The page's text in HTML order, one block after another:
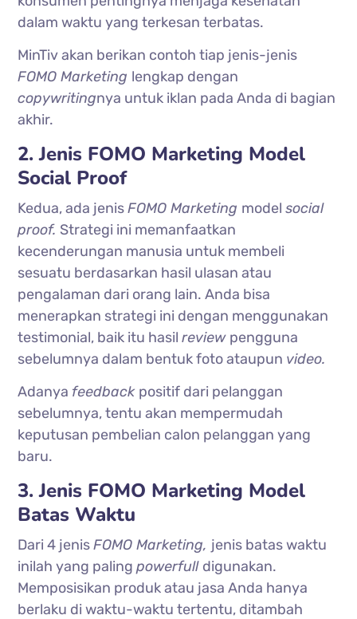
dalam waktu yang terkesan terbatas.
MinTiv akan berikan contoh tiap jenis-jenis
FOMO Marketing lengkap dengan
copywritingnya untuk iklan pada Anda di bagian
akhir.
2. Jenis FOMO Marketing Model
Social Proof
Kedua, ada jenisFOMO Marketing modelsocial
proof. Strategi ini memanfaatkan
kecenderungan manusia untuk membeli
sesuatu berdasarkan hasil ulasan atau
pengalaman dari orang lain. Anda bisa
menerapkan strategi ini dengan menggunakan
testimonial, baik itu hasilreview pengguna
sebelumnya dalam bentuk foto ataupun video.
Adanya feedback positif dari pelanggan
sebelumnya, tentu akan mempermudah
keputusan pembelian calon pelanggan yang
baru.
3. Jenis FOMO Marketing Model
Batas Waktu
Dari 4 jenisFOMO Marketing, jenis batas waktu
inilah yang palingpowerfull digunakan.
Memposisikan produk atau jasa Anda hanya
berlaku di waktu-waktu tertentu, ditambah